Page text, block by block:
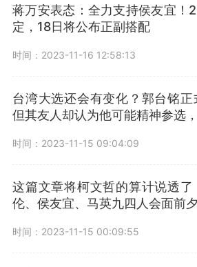
蒋万安表态：全力支持侯友宜！
定，18日将公布正副搭配
时间：2023-11-16 12:58:13
台湾大选还会有变化？郭台铭正
但其友人却认为他可能精神参选
时间：2023-11-15 09:04:09
这篇文章将柯文哲的算计说透
伦、侯友宜、马英九四人会面前夕
时间：2023-11-15 00:09:55